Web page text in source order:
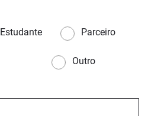
Estudante Parceiro
Outro